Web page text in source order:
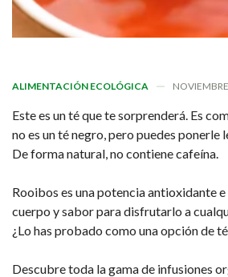
ALIMENTACIÓN ECOLÓGICA
Este es un té que te sorprenderá. Es
no es un té negro, pero puedes ponerle
De forma natural, no contiene cafeína.
Rooibos es una potencia antioxidante
cuerpo y sabor para disfrutarlo a
¿Lo has probado como una opción de
Descubre toda la gama de infusiones